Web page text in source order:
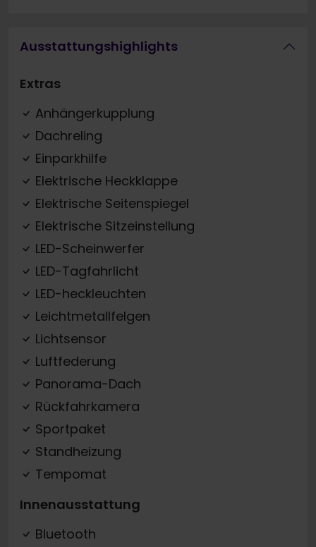
Ausstattungshighlights
Extras
Anhängerkupplung
Dachreling
Einparkhilfe
Elektrische Heckklappe
Elektrische Seitenspiegel
Elektrische Sitzeinstellung
LED-Scheinwerfer
LED-Tagfahrlicht
LED-heckleuchten
Leichtmetallfelgen
Lichtsensor
Luftfederung
Panorama-Dach
Rückfahrkamera
Sportpaket
Standheizung
Tempomat
Innenausstattung
Bluetooth